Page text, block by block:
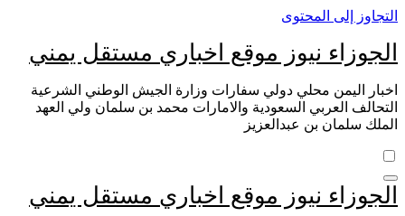
التجاوز إلى المحتوى
الجوزاء نيوز موقع اخباري مستقل يمني
اخبار اليمن محلي دولي سفارات وزارة الجيش الوطني الشرعية
التحالف العربي السعودية والامارات محمد بن سلمان ولي العهد
الملك سلمان بن عبدالعزيز
الجوزاء نيوز موقع اخباري مستقل يمني